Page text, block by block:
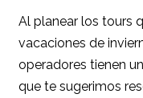
Al planear los tours
vacaciones de
operadores tienen
que te sugerimos